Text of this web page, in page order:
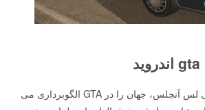
طراحی مانند شهر واقعی لس آنجلس، جهان را در GTA الگوبرداری می